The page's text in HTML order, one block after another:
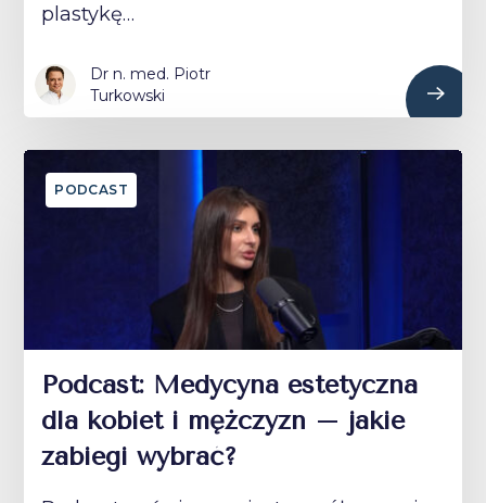
plastykę…
Dr n. med. Piotr
Turkowski
PODCAST
Podcast: Medycyna estetyczna
dla kobiet i mężczyzn – jakie
zabiegi wybrać?